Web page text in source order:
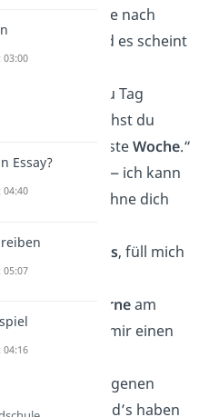
bin auf der Suche nach
Herzen und es scheint
zu sein.“
wirst von Tag zu Tag
Heute siehst du
aus wie nächsteWoche.“
bist wie WLAN — ich kann
Verbindung
ohne dich
ein
Schulbus, füll mich
Sterneam
Kannst du mir einen
solltest einen eigenen
bei McDonald’s haben
Essay?
04:40
05:07
04:16